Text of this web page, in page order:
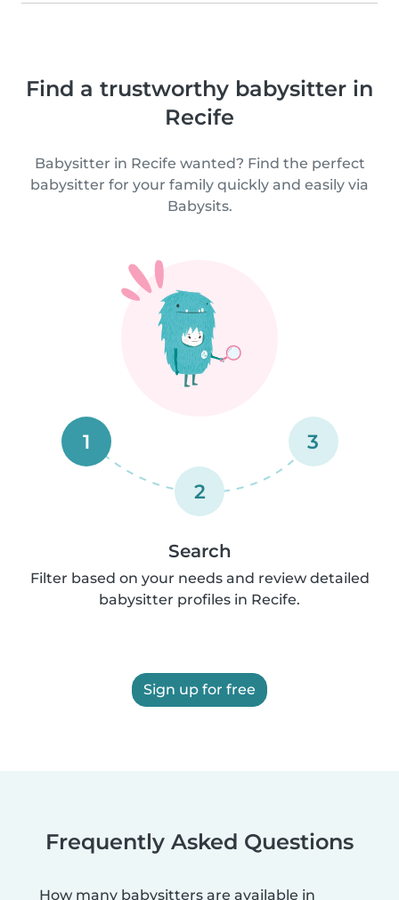
Find a trustworthy babysitter in
Recife
Babysitter in Recife wanted? Find the perfect
babysitter for your family quickly and easily via
Babysits.
1
2
3
Search
Filter based on your needs and review detailed
babysitter profiles in Recife.
Sign up for free
Frequently Asked Questions
How many babysitters are available in